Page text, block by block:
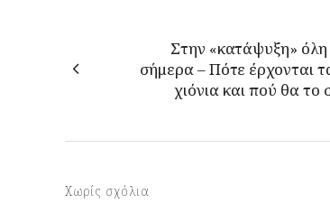
Στην «κατάψυξη»
σήμερα – Πότε έρχονται
χιόνια και πού θα το
Χωρίς σχόλια